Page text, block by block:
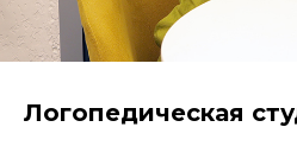
Логопедическая